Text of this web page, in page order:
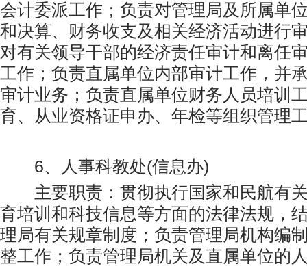
会计委派工作；负责对管理局及所属单
和决算、财务收支及相关经济活动进行
对有关领导干部的经济责任审计和离任
工作；负责直属单位内部审计工作，并
审计业务；负责直属单位财务人员培训
育、从业资格证申办、年检等组织管理
6、人事科教处(信息办)
主要职责：贯彻执行国家和民航有
育培训和科技信息等方面的法律法规，
理局有关规章制度；负责管理局机构编
整工作；负责管理局机关及直属单位的